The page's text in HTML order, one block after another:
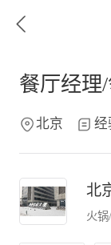
餐厅经理
北京 经
火